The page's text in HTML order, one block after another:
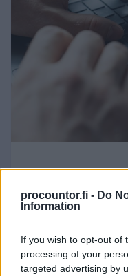
procountor.fi - Do
Information
If you wish to opt-out of
processing of your
targeted advertising by
01.06.2026
tapahtuu?